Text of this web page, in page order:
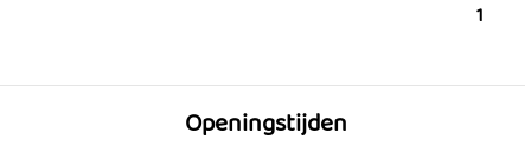
1
Openingstijden